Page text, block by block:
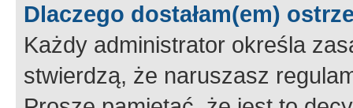
Dlaczego dostałam(em)
Każdy administrator określa
stwierdzą, że naruszasz